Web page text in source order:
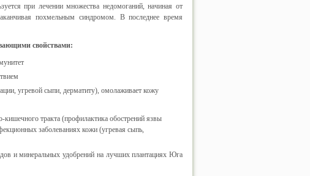
при лечении множества недомоганий, начиная от
похмельным синдромом. В последнее время
свойствами:
угревой сыпи, дерматиту), омолаживает кожу
тракта (профилактика обострений язвы
заболеваниях кожи (угревая сыпь,
и минеральных удобрений на лучших плантациях Юга